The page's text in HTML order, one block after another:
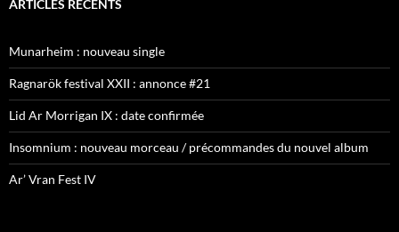
ARTICLES RÉCENTS
Munarheim : nouveau single
Ragnarök festival XXII : annonce #21
Lid Ar Morrigan IX : date confirmée
Insomnium : nouveau morceau / précommandes du nouvel album
Ar’ Vran Fest IV